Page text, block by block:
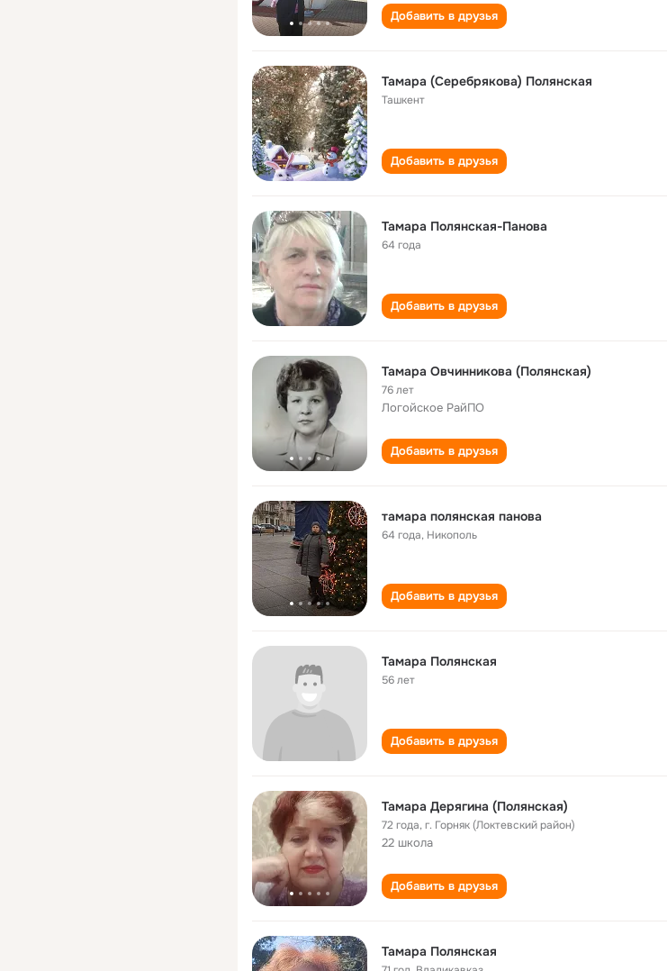
Добавить в друзья
Тамара (Серебрякова) Полянская
Ташкент
Добавить в друзья
Тамара Полянская-Панова
64 года
Добавить в друзья
Тамара Овчинникова (Полянская)
76 лет
Логойское РайПО
Добавить в друзья
тамара полянская панова
64 года, Никополь
Добавить в друзья
Тамара Полянская
56 лет
Добавить в друзья
Тамара Дерягина (Полянская)
72 года,г. Горняк (Локтевский район)
22 школа
Добавить в друзья
Тамара Полянская